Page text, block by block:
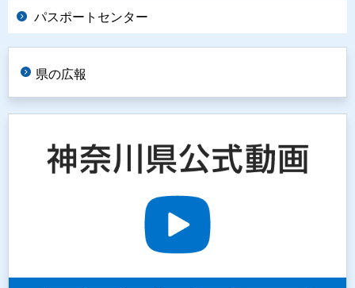
パスポートセンター
県の広報